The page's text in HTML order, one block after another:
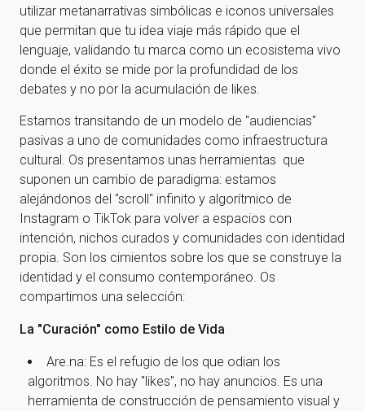
utilizar metanarrativas simbólicas e iconos universales
que permitan que tu idea viaje más rápido que el
lenguaje, validando tu marca como un ecosistema vivo
donde el éxito se mide por la profundidad de los
debates y no por la acumulación de likes.
Estamos transitando de un modelo de "audiencias"
pasivas a uno de comunidades como infraestructura
cultural. Os presentamos unas herramientas que
suponen un cambio de paradigma: estamos
alejándonos del "scroll" infinito y algorítmico de
Instagram o TikTok para volver a espacios con
intención, nichos curados y comunidades con identidad
propia. Son los cimientos sobre los que se construye la
identidad y el consumo contemporáneo. Os
compartimos una selección:
La "Curación" como Estilo de Vida
Are.na: Es el refugio de los que odian los
algoritmos. No hay "likes", no hay anuncios. Es una
herramienta de construcción de pensamiento visual y